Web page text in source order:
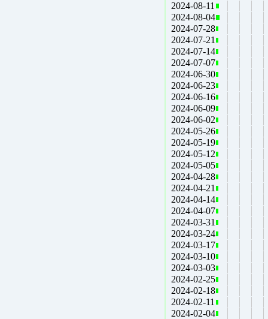
2024-08-11
2024-08-04
2024-07-28
2024-07-21
2024-07-14
2024-07-07
2024-06-30
2024-06-23
2024-06-16
2024-06-09
2024-06-02
2024-05-26
2024-05-19
2024-05-12
2024-05-05
2024-04-28
2024-04-21
2024-04-14
2024-04-07
2024-03-31
2024-03-24
2024-03-17
2024-03-10
2024-03-03
2024-02-25
2024-02-18
2024-02-11
2024-02-04